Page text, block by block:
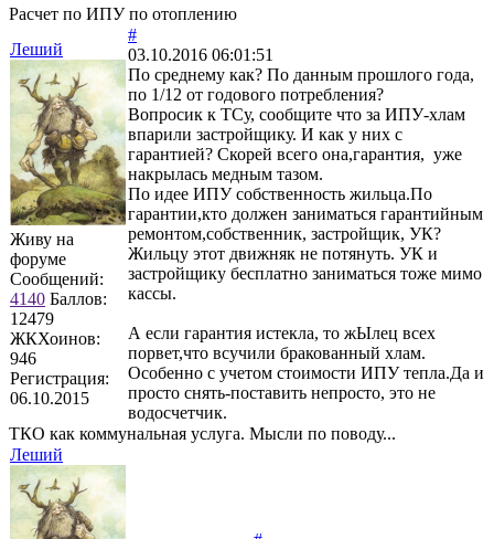
Расчет по ИПУ по отоплению
Леший
Живу на
форуме
Сообщений:
4140 Баллов:
12479
ЖКХоинов:
946
Регистрация:
06.10.2015
#
03.10.2016 06:01:51
По среднему как? По данным прошлого года,
по 1/12 от годового потребления?
Вопросик к ТСу, сообщите что за ИПУ-хлам
впарили застройщику. И как у них с
гарантией? Скорей всего она,гарантия, уже
накрылась медным тазом.
По идее ИПУ собственность жильца.По
гарантии,кто должен заниматься гарантийным
ремонтом,собственник, застройщик, УК?
Жильцу этот движняк не потянуть. УК и
застройщику бесплатно заниматься тоже мимо
кассы.
А если гарантия истекла, то жЫлец всех
порвет,что всучили бракованный хлам.
Особенно с учетом стоимости ИПУ тепла.Да и
просто снять-поставить непросто, это не
водосчетчик.
ТКО как коммунальная услуга. Мысли по поводу...
Леший